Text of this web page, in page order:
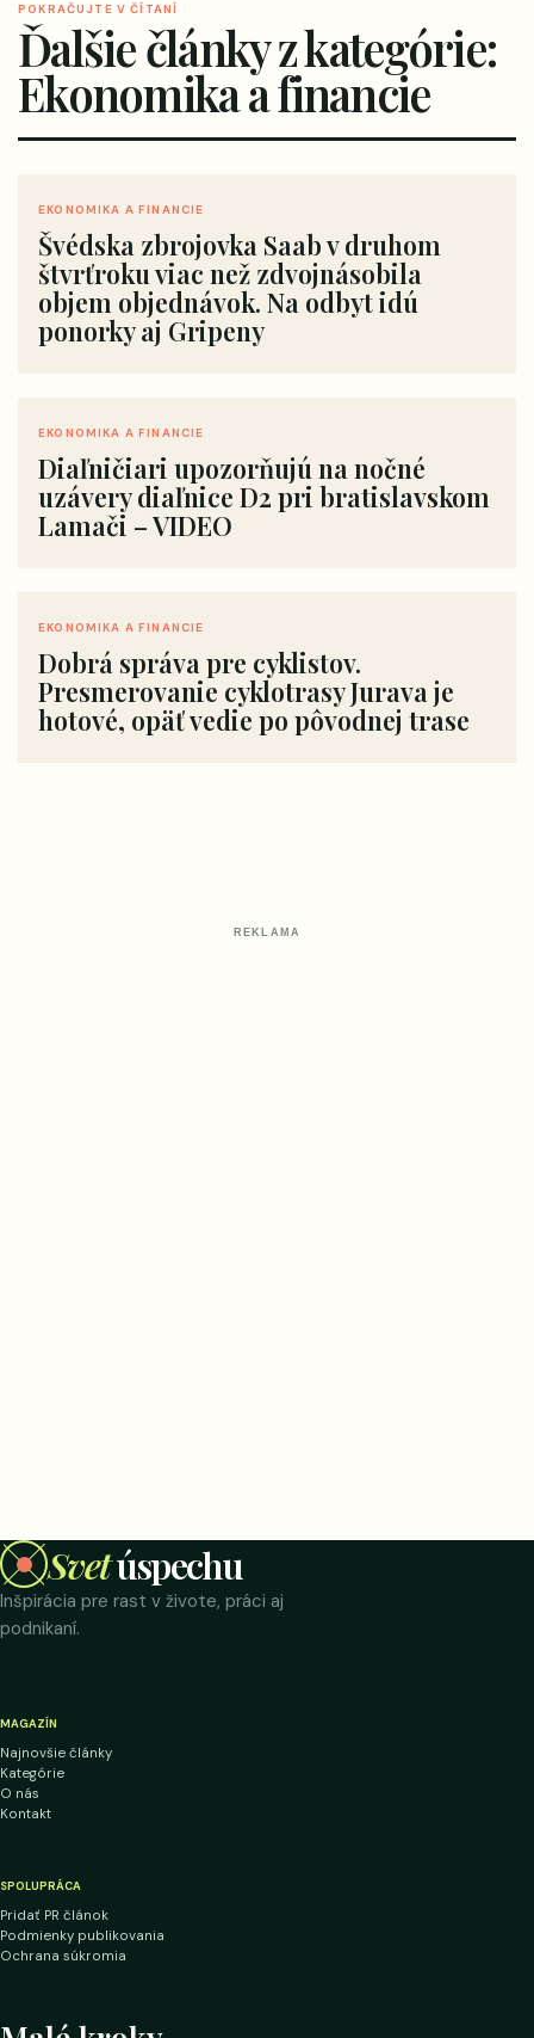
POKRAČUJTE V ČÍTANÍ
Ďalšie články z kategórie:
Ekonomika a financie
EKONOMIKA A FINANCIE
Švédska zbrojovka Saab v druhom
štvrťroku viac než zdvojnásobila
objem objednávok. Na odbyt idú
ponorky aj Gripeny
EKONOMIKA A FINANCIE
Diaľničiari upozorňujú na nočné
uzávery diaľnice D2 pri bratislavskom
Lamači – VIDEO
EKONOMIKA A FINANCIE
Dobrá správa pre cyklistov.
Presmerovanie cyklotrasy Jurava je
hotové, opäť vedie po pôvodnej trase
REKLAMA
Svetúspechu
Inšpirácia pre rast v živote, práci aj
podnikaní.
MAGAZÍN
Najnovšie články
Kategórie
O nás
Kontakt
SPOLUPRÁCA
Pridať PR článok
Podmienky publikovania
Ochrana súkromia